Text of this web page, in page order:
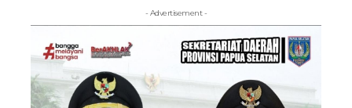
- Advertisement -